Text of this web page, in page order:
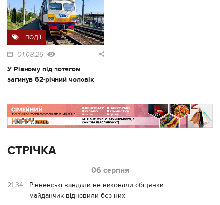
ПОДІЇ
01.08.26
У Рівному під потягом
загинув 62-річний чоловік
СТРІЧКА
06 серпня
21:34
Рівненські вандали не виконали обіцянки:
майданчик відновили без них